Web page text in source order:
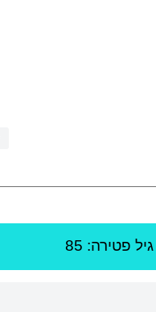
פטירה: 85